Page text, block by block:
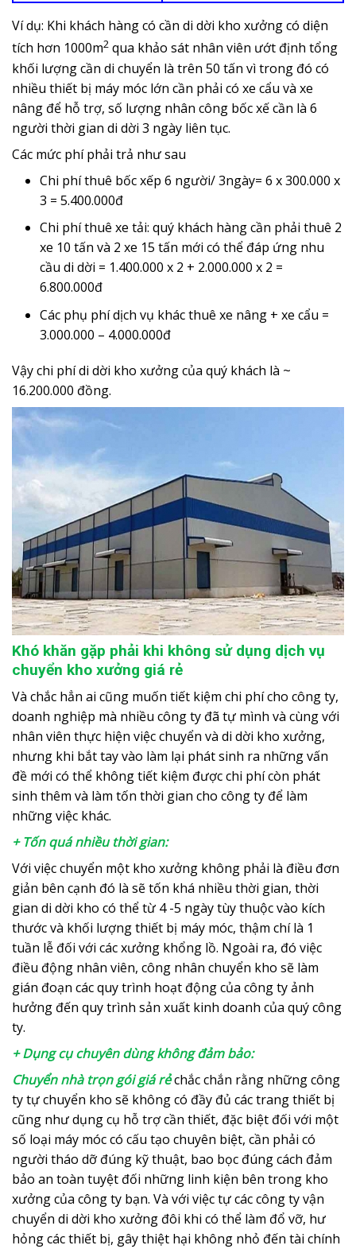
Ví dụ: Khi khách hàng có cần di dời kho xưởng có diện
tích hơn 1000m2 qua khảo sát nhân viên ướt định tổng
khối lượng cần di chuyển là trên 50 tấn vì trong đó có
nhiều thiết bị máy móc lớn cần phải có xe cẩu và xe
nâng để hỗ trợ, số lượng nhân công bốc xế cần là 6
người thời gian di dời 3 ngày liên tục.
Các mức phí phải trả như sau
Chi phí thuê bốc xếp 6 người/ 3ngày= 6 x 300.000 x
3 = 5.400.000đ
Chi phí thuê xe tải: quý khách hàng cần phải thuê 2
xe 10 tấn và 2 xe 15 tấn mới có thể đáp ứng nhu
cầu di dời = 1.400.000 x 2 + 2.000.000 x 2 =
6.800.000đ
Các phụ phí dịch vụ khác thuê xe nâng + xe cẩu =
3.000.000 – 4.000.000đ
Vậy chi phí di dời kho xưởng của quý khách là ~
16.200.000 đồng.
Khó khăn gặp phải khi không sử dụng dịch vụ
chuyển kho xưởng giá rẻ
Và chắc hẳn ai cũng muốn tiết kiệm chi phí cho công ty,
doanh nghiệp mà nhiều công ty đã tự mình và cùng với
nhân viên thực hiện việc chuyển và di dời kho xưởng,
nhưng khi bắt tay vào làm lại phát sinh ra những vấn
đề mới có thể không tiết kiệm được chi phí còn phát
sinh thêm và làm tốn thời gian cho công ty để làm
những việc khác.
+ Tốn quá nhiều thời gian:
Với việc chuyển một kho xưởng không phải là điều đơn
giản bên cạnh đó là sẽ tốn khá nhiều thời gian, thời
gian di dời kho có thể từ 4 -5 ngày tùy thuộc vào kích
thước và khối lượng thiết bị máy móc, thậm chí là 1
tuần lễ đối với các xưởng khổng lồ. Ngoài ra, đó việc
điều động nhân viên, công nhân chuyển kho sẽ làm
gián đoạn các quy trình hoạt động của công ty ảnh
hưởng đến quy trình sản xuất kinh doanh của quý công
ty.
+ Dụng cụ chuyên dùng không đảm bảo:
Chuyển nhà trọn gói giá rẻchắc chắn rằng những công
ty tự chuyển kho sẽ không có đầy đủ các trang thiết bị
cũng như dụng cụ hỗ trợ cần thiết, đặc biệt đối với một
số loại máy móc có cấu tạo chuyên biệt, cần phải có
người tháo dỡ đúng kỹ thuật, bao bọc đúng cách đảm
bảo an toàn tuyệt đối những linh kiện bên trong kho
xưởng của công ty bạn. Và với việc tự các công ty vận
chuyển di dời kho xưởng đôi khi có thể làm đổ vỡ, hư
hỏng các thiết bị, gây thiệt hại không nhỏ đến tài chính